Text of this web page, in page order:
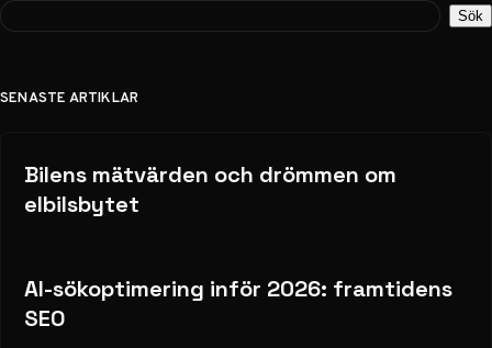
Sök
SENASTE ARTIKLAR
Bilens mätvärden och drömmen om
elbilsbytet
AI-sökoptimering inför 2026: framtidens
SEO